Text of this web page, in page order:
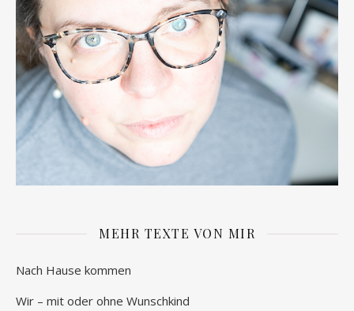
MEHR TEXTE VON MIR
Nach Hause kommen
Wir – mit oder ohne Wunschkind